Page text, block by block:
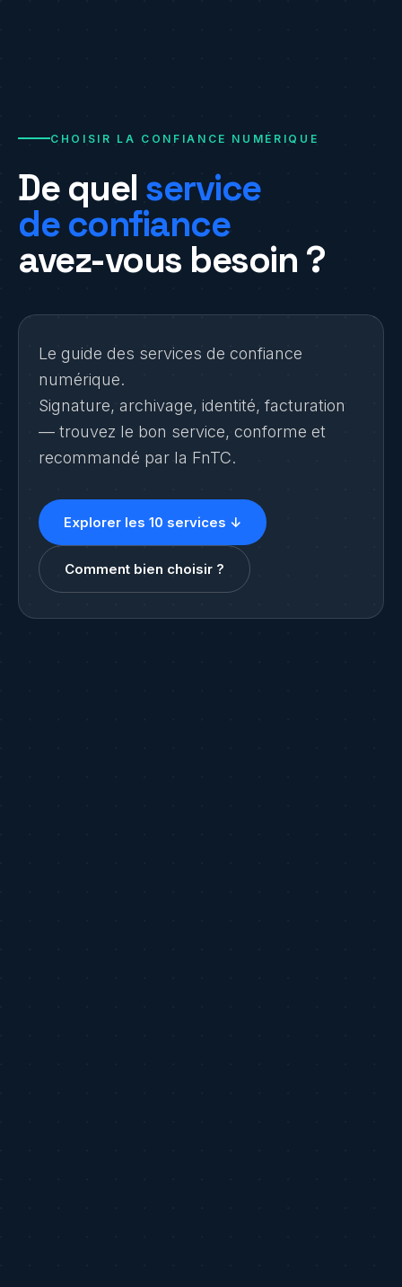
CHOISIR LA CONFIANCE NUMÉRIQUE
De quel service
de confiance
avez-vous besoin ?
Le guide des services de confiance
numérique.
Signature, archivage, identité, facturation
— trouvez le bon service, conforme et
recommandé par la FnTC.
Explorer les 10 services ↓
Comment bien choisir ?